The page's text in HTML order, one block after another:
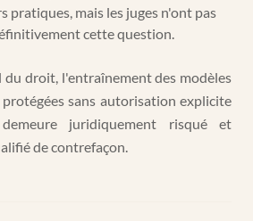
pratiques, mais les juges n'ont pas
cette question.
du droit, l'entraînement des modèles
sans autorisation explicite
juridiquement risqué et
de contrefaçon.